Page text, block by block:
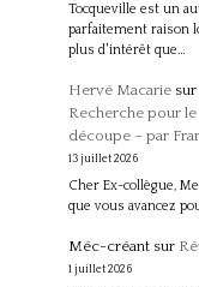
Tocqueville est un
parfaitement raison
plus d'intérêt que…
Hervé Macariesur
Recherche pour
découpe – par
13 juillet 2026
Cher Ex-collègue,
que vous avancez
Méc-créantsur
1 juillet 2026